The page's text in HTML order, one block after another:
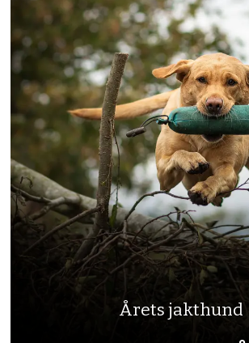
Årets jakthund